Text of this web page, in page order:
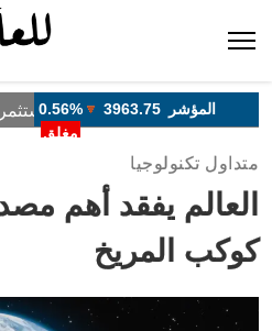
متداول تكنولوجيا
العالم يفقد أهم
كوكب المريخ